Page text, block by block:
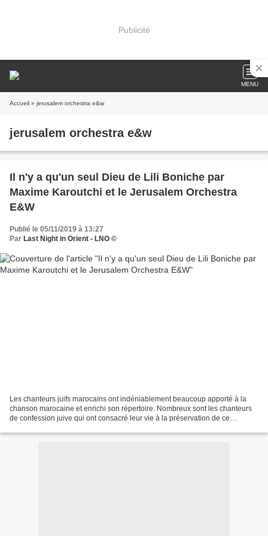
Publicité
MENU
Accueil » jerusalem orchestra e&w
jerusalem orchestra e&w
Il n'y a qu'un seul Dieu de Lili Boniche par
Maxime Karoutchi et le Jerusalem Orchestra
E&W
Publié le 05/11/2019 à 13:27
Par Last Night in Orient - LNO ©
Les chanteurs juifs marocains ont indéniablement beaucoup apporté à la
chanson marocaine et enrichi son répertoire. Nombreux sont les chanteurs
de confession juive qui ont consacré leur vie à la préservation de ce